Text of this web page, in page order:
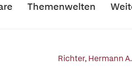
Themenwelten
Richter, Hermann A.